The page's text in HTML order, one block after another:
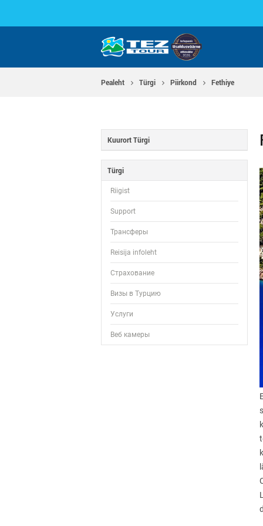
Pealeht Тürgi Piirkond Fethiye
Kuurort Тürgi
Тürgi
Riigist
Support
Трансферы
Reisija infoleht
Страхование
Визы в Турцию
Услуги
Веб камеры